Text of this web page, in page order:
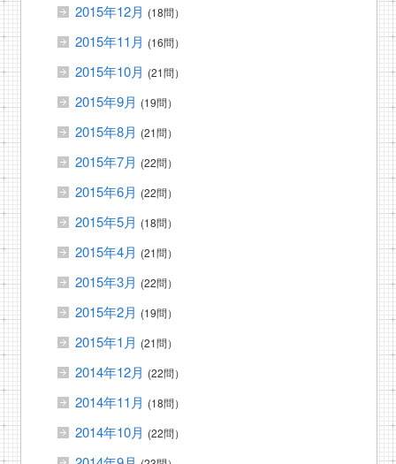
2015年12月 (18問）
2015年11月 (16問）
2015年10月 (21問）
2015年9月 (19問）
2015年8月 (21問）
2015年7月 (22問）
2015年6月 (22問）
2015年5月 (18問）
2015年4月 (21問）
2015年3月 (22問）
2015年2月 (19問）
2015年1月 (21問）
2014年12月 (22問）
2014年11月 (18問）
2014年10月 (22問）